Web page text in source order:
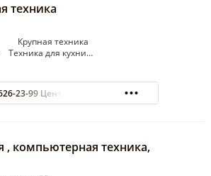
техника
техника
Техника для кухни…
23-99 Центр обработки заказов
, компьютерная техника,